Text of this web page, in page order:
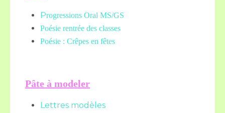
Progressions Oral MS/GS
Poésie rentrée des classes
Poésie : Crêpes en fêtes
Pâte à modeler
Lettres modèles